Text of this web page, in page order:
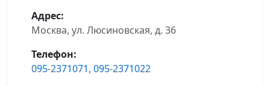
Адрес:
Москва, ул. Люсиновская, д. 36
Телефон:
095-2371071, 095-2371022